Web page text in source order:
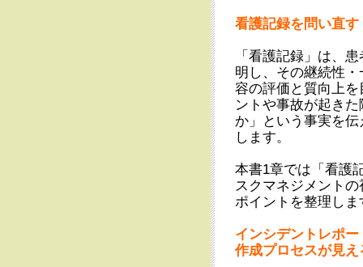
看護記録を問い直す
「看護記録」は、
明し、その継続性
容の評価と質向上
ントや事故が起き
か」という事実を
します。
本書1章では「看護
スクマネジメント
ポイントを整理しま
インシデントレポ
作成プロセスが見え